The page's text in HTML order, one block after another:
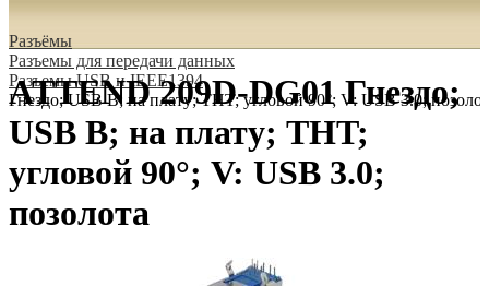
Разъёмы
Разъeмы для передачи данных
Разъeмы USB и IEEE1394
Гнездо; USB B; на плату; THT; угловой 90°; V: USB 3.0;
ATTEND 209D-DG01 Гнездо;
USB B; на плату; THT;
угловой 90°; V: USB 3.0;
позолота